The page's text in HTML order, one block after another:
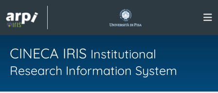
CINECA IRIS Institutional
Research Information System